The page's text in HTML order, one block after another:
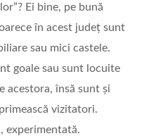
Ei bine, pe bună
în acest județ sunt
sau mici castele.
goale sau sunt locuite
acestora, însă sunt și
vizitatori.
experimentată.